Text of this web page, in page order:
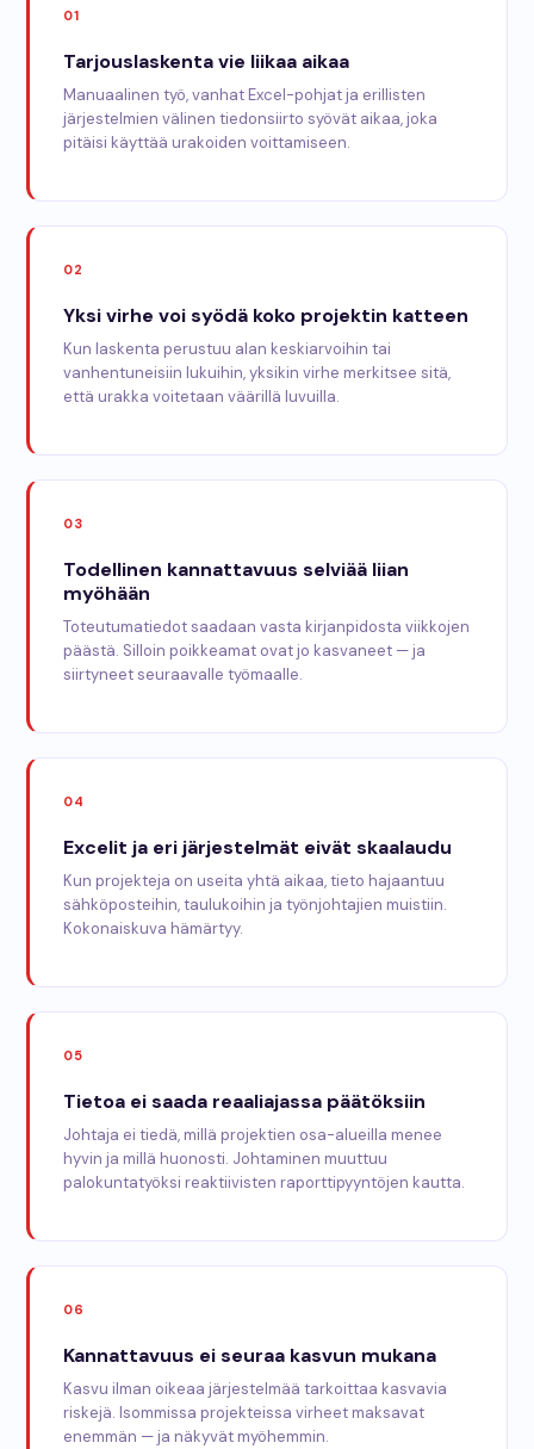
01
Tarjouslaskenta vie liikaa aikaa
Manuaalinen työ, vanhat Excel-pohjat ja erillisten
järjestelmien välinen tiedonsiirto syövät aikaa, joka
pitäisi käyttää urakoiden voittamiseen.
02
Yksi virhe voi syödä koko projektin katteen
Kun laskenta perustuu alan keskiarvoihin tai
vanhentuneisiin lukuihin, yksikin virhe merkitsee sitä,
että urakka voitetaan väärillä luvuilla.
03
Todellinen kannattavuus selviää liian
myöhään
Toteutumatiedot saadaan vasta kirjanpidosta viikkojen
päästä. Silloin poikkeamat ovat jo kasvaneet — ja
siirtyneet seuraavalle työmaalle.
04
Excelit ja eri järjestelmät eivät skaalaudu
Kun projekteja on useita yhtä aikaa, tieto hajaantuu
sähköposteihin, taulukoihin ja työnjohtajien muistiin.
Kokonaiskuva hämärtyy.
05
Tietoa ei saada reaaliajassa päätöksiin
Johtaja ei tiedä, millä projektien osa-alueilla menee
hyvin ja millä huonosti. Johtaminen muuttuu
palokuntatyöksi reaktiivisten raporttipyyntöjen kautta.
06
Kannattavuus ei seuraa kasvun mukana
Kasvu ilman oikeaa järjestelmää tarkoittaa kasvavia
riskejä. Isommissa projekteissa virheet maksavat
enemmän — ja näkyvät myöhemmin.